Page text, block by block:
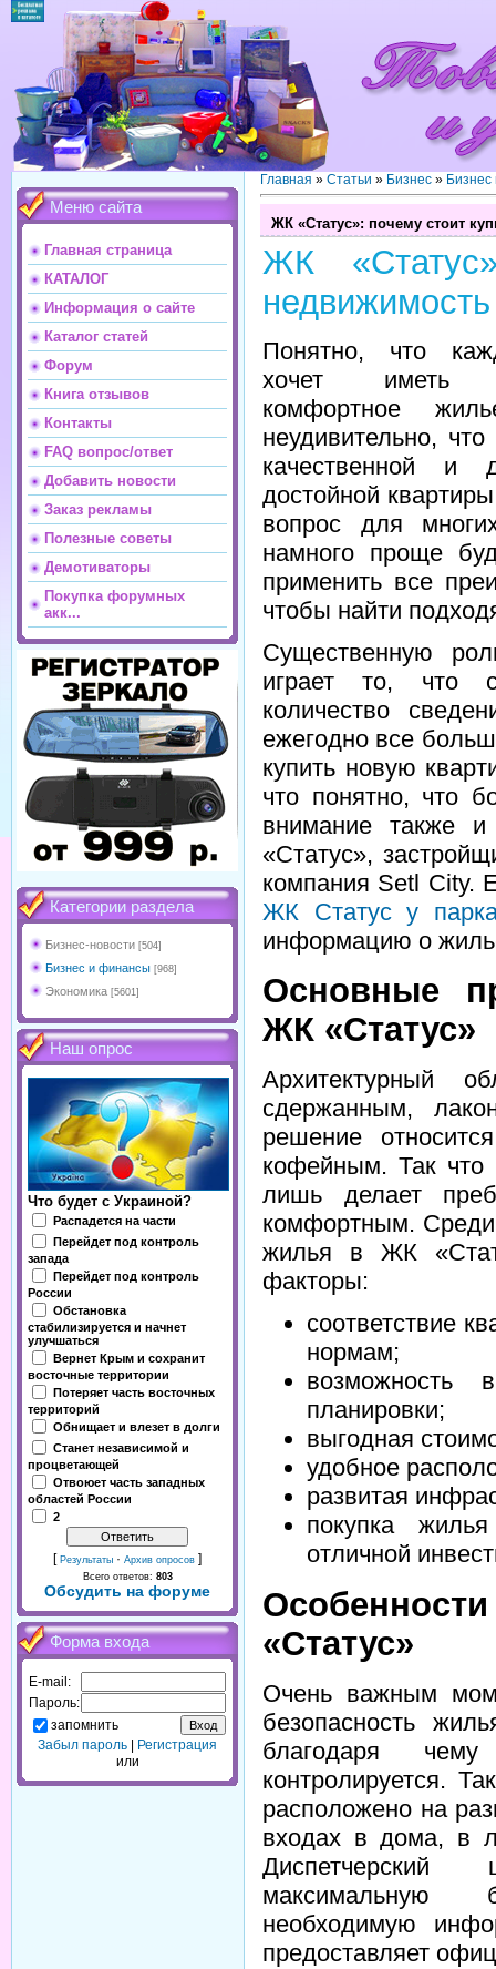
Меню сайта
Главная страница
КАТАЛОГ
Информация о сайте
Каталог статей
Форум
Книга отзывов
Контакты
FAQ вопрос/ответ
Добавить новости
Заказ рекламы
Полезные советы
Демотиваторы
Покупка форумных
акк...
Категории раздела
Бизнес-новости [504]
Бизнес и финансы [968]
Экономика [5601]
Наш опрос
Что будет с Украиной?
Распадется на части
Перейдет под контроль
запада
Перейдет под контроль
России
Обстановка
стабилизируется и начнет
улучшаться
Вернет Крым и сохранит
восточные территории
Потеряет часть восточных
территорий
Обнищает и влезет в долги
Станет независимой и
процветающей
Отвоюет часть западных
областей России
2
[ Результаты · Архив опросов ]
Всего ответов: 803
Обсудить на форуме
Форма входа
E-mail:
Пароль:
запомнить
Забыл пароль
Регистрация
или
Главная » Статьи » Бизнес »
ЖК «Статус»: почему стоит
ЖК
Понятно, что
хочет иметь
комфортное
неудивительно,
качественной и
достойной
вопрос для
намного проще
применить все
чтобы найти
Существенную
играет то, что
количество
ежегодно все
купить новую
что понятно, что
внимание также
«Статус»,
компания Setl City.
ЖК Статус у
информацию о
Основные
ЖК «Статус»
Архитектурный
сдержанным,
решение
кофейным. Так что
лишь делает
комфортным.
жилья в ЖК
факторы:
соответствие
нормам;
возможность
планировки;
выгодная
удобное
развитая
покупка
отличной
«Статус»
Очень важным
безопасность
благодаря
контролируется.
расположено на
входах в дома, в
Диспетчерский
максимальную
необходимую
предоставляет